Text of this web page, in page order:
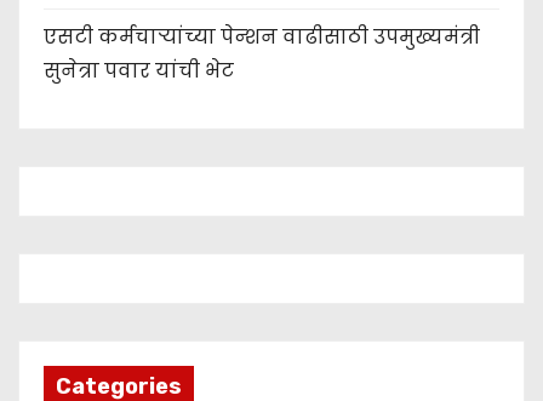
एसटी कर्मचाऱ्यांच्या पेन्शन वाढीसाठी उपमुख्यमंत्री
सुनेत्रा पवार यांची भेट
Categories